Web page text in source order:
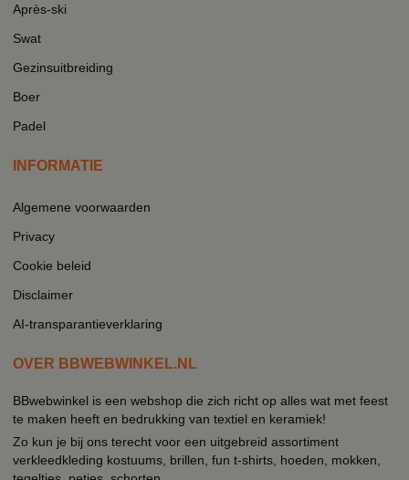
Après-ski
Swat
Gezinsuitbreiding
Boer
Padel
INFORMATIE
Algemene voorwaarden
Privacy
Cookie beleid
Disclaimer
AI-transparantieverklaring
OVER BBWEBWINKEL.NL
BBwebwinkel is een webshop die zich richt op alles wat met feest
te maken heeft en bedrukking van textiel en keramiek!
Zo kun je bij ons terecht voor een uitgebreid assortiment
verkleedkleding kostuums, brillen, fun t-shirts, hoeden, mokken,